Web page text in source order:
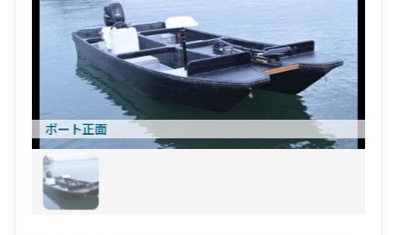
ボート正面